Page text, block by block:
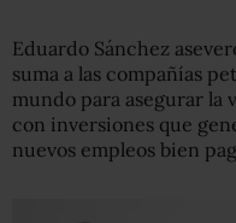
Eduardo Sánchez
suma a las compañías
mundo para asegurar la
con inversiones que
nuevos empleos bien